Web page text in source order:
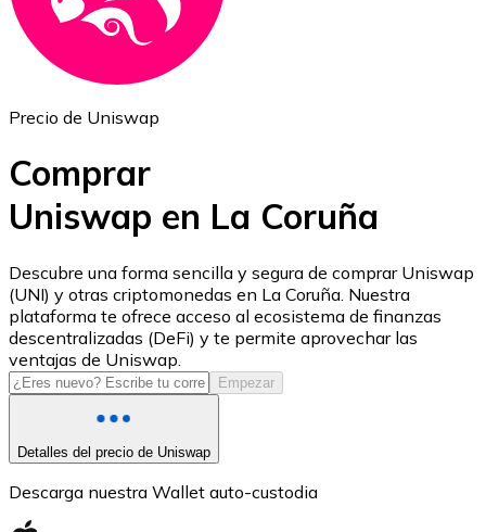
USD Coin
USDC
Precio de Uniswap
Comprar
Uniswap en La Coruña
Descubre una forma sencilla y segura de comprar Uniswap
(UNI) y otras criptomonedas en La Coruña. Nuestra
plataforma te ofrece acceso al ecosistema de finanzas
descentralizadas (DeFi) y te permite aprovechar las
ventajas de Uniswap.
Empezar
Detalles del precio de Uniswap
Descarga nuestra Wallet auto-custodia